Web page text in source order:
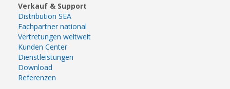
Verkauf & Support
Distribution SEA
Fachpartner national
Vertretungen weltweit
Kunden Center
Dienstleistungen
Download
Referenzen